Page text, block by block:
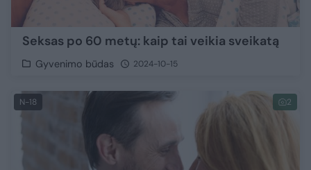
Seksas po 60 metų: kaip tai veikia sveikatą
Gyvenimo būdas 2024-10-15
N-18 2